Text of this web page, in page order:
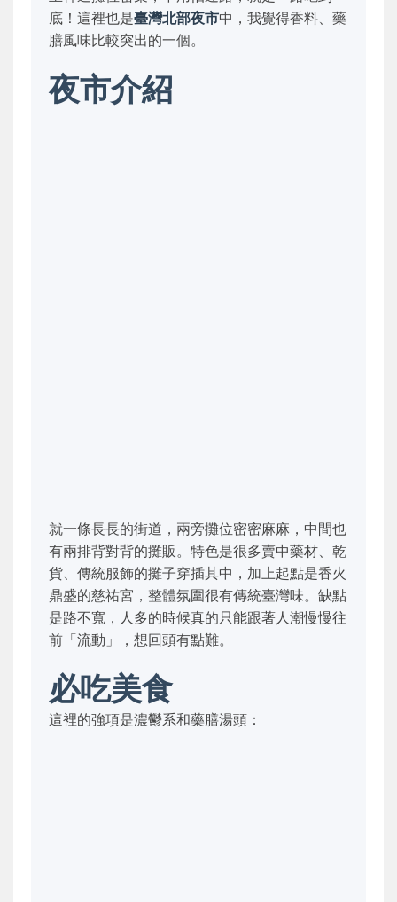
底！這裡也是臺灣北部夜市中，我覺得香料、藥
膳風味比較突出的一個。
夜市介紹
就一條長長的街道，兩旁攤位密密麻麻，中間也
有兩排背對背的攤販。特色是很多賣中藥材、乾
貨、傳統服飾的攤子穿插其中，加上起點是香火
鼎盛的慈祐宮，整體氛圍很有傳統臺灣味。缺點
是路不寬，人多的時候真的只能跟著人潮慢慢往
前「流動」，想回頭有點難。
必吃美食
這裡的強項是濃鬱系和藥膳湯頭：